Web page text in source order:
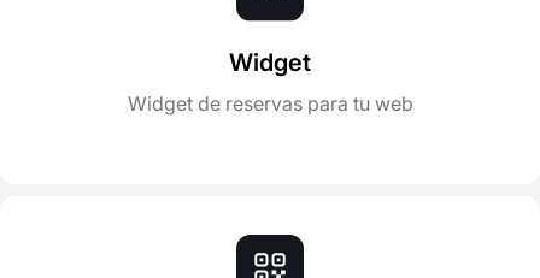
Widget
Widget de reservas para tu web